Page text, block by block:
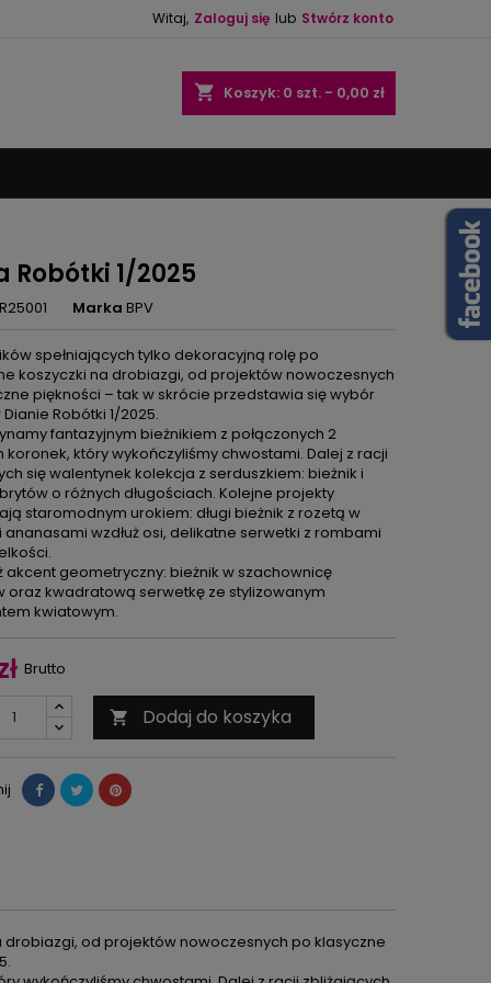
Witaj, Zaloguj się lub Stwórz konto
shopping_cart Koszyk: 0 szt. - 0,00 zł
Robótki 1/2025
Marka BPV
spełniających tylko dekoracyjną rolę po
koszyczki na drobiazgi, od projektów nowoczesnych
piękności – tak w skrócie przedstawia się wybór
Robótki 1/2025.
fantazyjnym bieżnikiem z połączonych 2
koronek, który wykończyliśmy chwostami. Dalej z racji
się walentynek kolekcja z serduszkiem: bieżnik i
o różnych długościach. Kolejne projekty
staromodnym urokiem: długi bieżnik z rozetą w
ananasami wzdłuż osi, delikatne serwetki z rombami
akcent geometryczny: bieżnik w szachownicę
oraz kwadratową serwetkę ze stylizowanym
kwiatowym.
Brutto
 Dodaj do koszyka
od projektów nowoczesnych po klasyczne